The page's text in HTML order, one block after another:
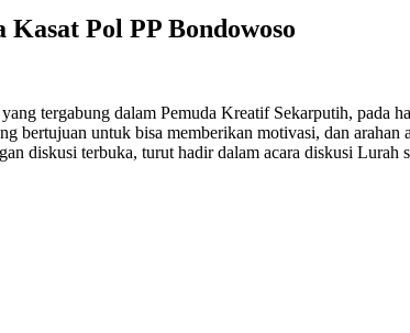
Pol PP Bondowoso
tergabung dalam Pemuda Kreatif Sekarputih, pada
bertujuan untuk bisa memberikan motivasi, dan
diskusi terbuka, turut hadir dalam acara diskusi